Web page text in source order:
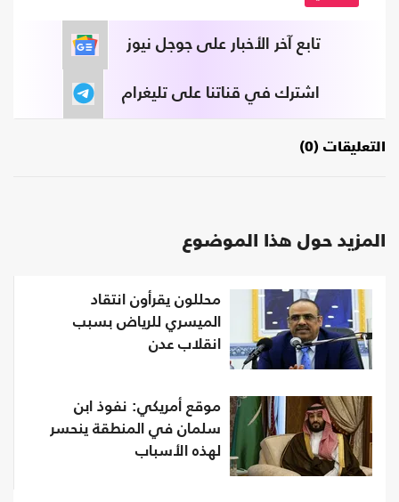
تابع آخر الأخبار على جوجل نيوز
اشترك في قناتنا على تليغرام
التعليقات (0)
المزيد حول هذا الموضوع
محللون يقرأون انتقاد
الميسري للرياض بسبب
انقلاب عدن
موقع أمريكي: نفوذ ابن
سلمان في المنطقة ينحسر
لهذه الأسباب